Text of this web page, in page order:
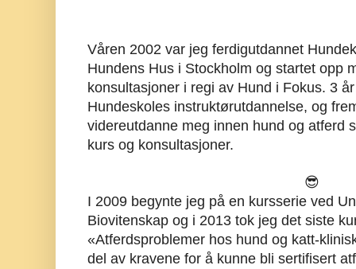
Våren 2002 var jeg ferdigutdannet
Hundens Hus i Stockholm og startet opp
konsultasjoner i regi av Hund i Fokus. 3
Hundeskoles instruktørutdannelse, og
videreutdanne meg innen hund og atferd
kurs og konsultasjoner.
😎
I 2009 begynte jeg på en kursserie ved
Biovitenskap og i 2013 tok jeg det siste
«Atferdsproblemer hos hund og katt-
del av kravene for å kunne bli sertifisert